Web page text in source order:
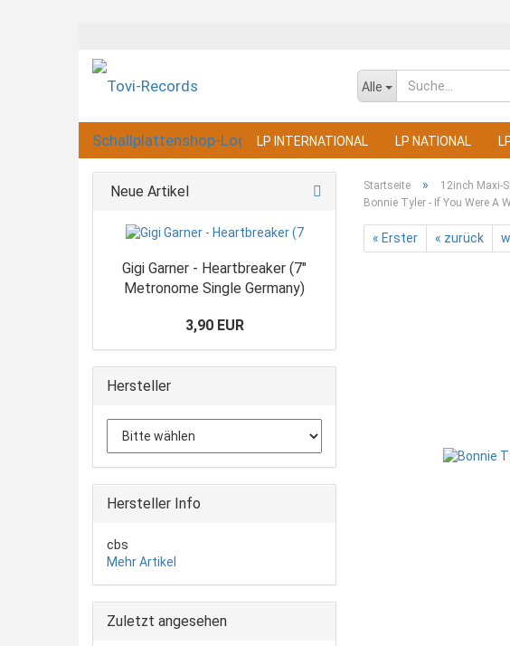
Alle
LP INTERNATIONAL LP NATIONAL
Startseite » 12inch Maxi-
Bonnie Tyler - If You Were A
« Erster « zurück
Neue Artikel
Gigi Garner - Heartbreaker (7"
Metronome Single Germany)
3,90 EUR
Hersteller
Hersteller Info
cbs
Mehr Artikel
Zuletzt angesehen